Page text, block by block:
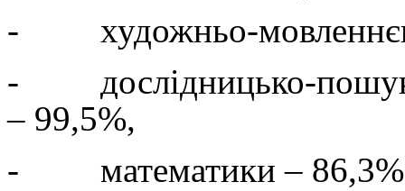
- художньо-
- дослідницько-
– 99,5%,
- математики –